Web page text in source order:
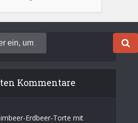
Kommentare
Erdbeer-Torte mit